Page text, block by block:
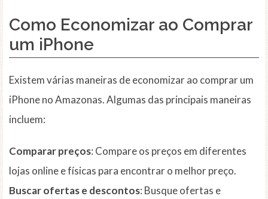
Como Economizar ao Comprar
um iPhone
Existem várias maneiras de economizar ao comprar um
iPhone no Amazonas. Algumas das principais maneiras
incluem:
Comparar preços: Compare os preços em diferentes
lojas online e físicas para encontrar o melhor preço.
Buscar ofertas e descontos: Busque ofertas e